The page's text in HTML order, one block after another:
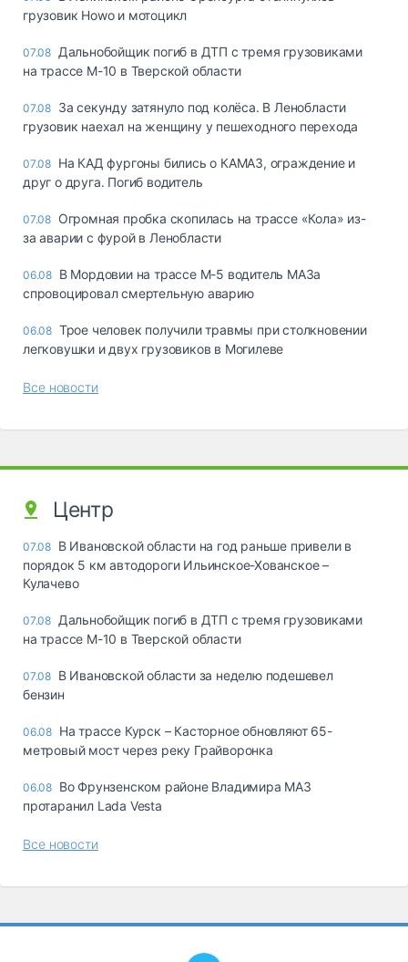
грузовик Howo и мотоцикл
07.08 Дальнобойщик погиб в ДТП с тремя грузовиками
на трассе М-10 в Тверской области
07.08 За секунду затянуло под колёса. В Ленобласти
грузовик наехал на женщину у пешеходного перехода
07.08 На КАД фургоны бились о КАМАЗ, ограждение и
друг о друга. Погиб водитель
07.08 Огромная пробка скопилась на трассе «Кола» из-
за аварии с фурой в Ленобласти
06.08 В Мордовии на трассе М-5 водитель МАЗа
спровоцировал смертельную аварию
06.08 Трое человек получили травмы при столкновении
легковушки и двух грузовиков в Могилеве
Все новости
Центр
07.08 В Ивановской области на год раньше привели в
порядок 5 км автодороги Ильинское-Хованское –
Кулачево
07.08 Дальнобойщик погиб в ДТП с тремя грузовиками
на трассе М-10 в Тверской области
07.08 В Ивановской области за неделю подешевел
бензин
06.08 На трассе Курск – Касторное обновляют 65-
метровый мост через реку Грайворонка
06.08 Во Фрунзенском районе Владимира МАЗ
протаранил Lada Vesta
Все новости